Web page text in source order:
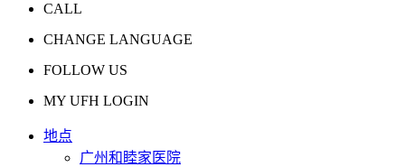
CALL
CHANGE LANGUAGE
FOLLOW US
MY UFH LOGIN
地点
广州和睦家医院